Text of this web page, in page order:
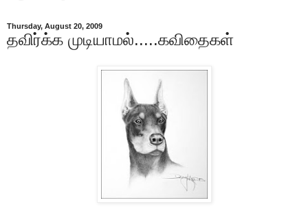
Thursday, August 20, 2009
தவிர்க்க முடியாமல்.....கவிதைகள்